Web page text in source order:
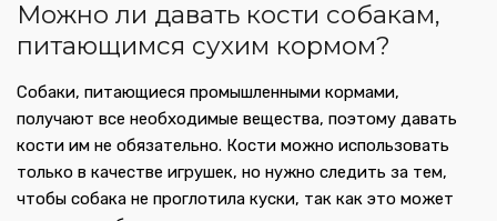
Можно ли давать кости собакам,
питающимся сухим кормом?
Собаки, питающиеся промышленными кормами,
получают все необходимые вещества, поэтому давать
кости им не обязательно. Кости можно использовать
только в качестве игрушек, но нужно следить за тем,
чтобы собака не проглотила куски, так как это может